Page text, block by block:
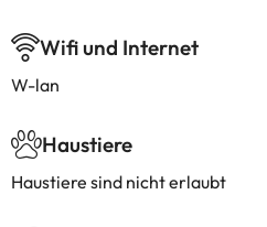
Wifi und Internet
W-lan
Haustiere
Haustiere sind nicht erlaubt